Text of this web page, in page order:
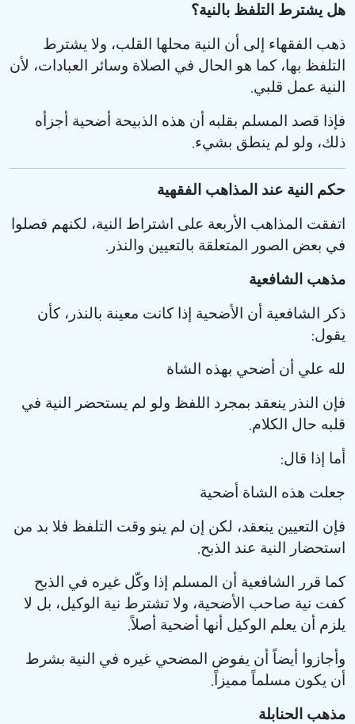
هل يشترط التلفظ بالنية؟
ذهب الفقهاء إلى أن النية محلها القلب، ولا يشترط
التلفظ بها، كما هو الحال في الصلاة وسائر العبادات، لأن
النية عمل قلبي.
فإذا قصد المسلم بقلبه أن هذه الذبيحة أضحية أجزأه
ذلك، ولو لم ينطق بشيء.
حكم النية عند المذاهب الفقهية
اتفقت المذاهب الأربعة على اشتراط النية، لكنهم فصلوا
في بعض الصور المتعلقة بالتعيين والنذر .
مذهب الشافعية
ذكر الشافعية أن الأضحية إذا كانت معينة بالنذر، كأن
يقول:
لله علي أن أضحي بهذه الشاة
فإن النذر ينعقد بمجرد اللفظ ولو لم يستحضر النية في
قلبه حال الكلام.
أما إذا قال:
جعلت هذه الشاة أضحية
فإن التعيين ينعقد، لكن إن لم ينو وقت التلفظ فلا بد من
استحضار النية عند الذبح.
كما قرر الشافعية أن المسلم إذا وكّل غيره في الذبح
كفت نية صاحب الأضحية، ولا تشترط نية الوكيل، بل لا
يلزم أن يعلم الوكيل أنها أضحية أصلاً.
وأجازوا أيضاً أن يفوض المضحي غيره في النية بشرط
أن يكون مسلماً مميزاً.
مذهب الحنابلة